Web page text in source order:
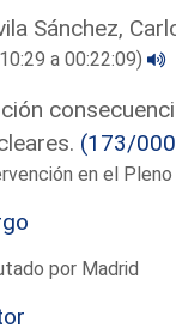
Sánchez,
a 00:22:09)
(173/
en el
por Madrid